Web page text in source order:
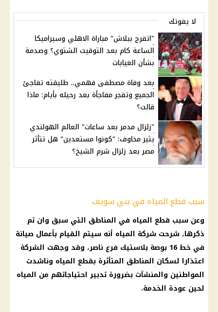
لا يفوتك
"اتفرج ببلاش" مباراة الاهلي وسيراميكا
الساعة كام بعد التوقيت الشتوي؟ وصدمة
بشأن الغيابات
بعد وفاة مصطفى فهمي.. طليقته تفاجئ
الجميع وتفجر مفاجأة بعد رحيله بأيام: ماذا
قالت؟
"زلزال مدمر بعد ساعات" العالم الهولندي
يثير مخاوف: "كونوا مستعدين" هل تتأثر
مصر بعد زلزال شرم الشيخ؟
سبب قطع المياه في بني سويف
وعن سبب قطع المياه في المناطق التي سبق وان تم
ذكرها، شرحت شركة المياه أنه سيتم القيام بأعمال صيانة
في خط 16 بوصة بلاستيك فرع ناصر، وقد وجهت الشركة
اعتذارا لسكان المناطق المتأثرة بقطع المياه وناشدت
المواطنين والمنشآت بضرورة تدبير احتياجاتهم من المياه
لحين عودة الخدمة.